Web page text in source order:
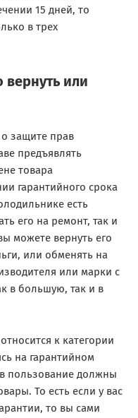
15 дней, то
в трех
или
о защите прав
предъявлять
товара
гарантийного срока
есть
его на ремонт, так и
можете вернуть его
или обменять на
или марки с
в большую, так и в
к категории
на гарантийном
пользование должны
То есть если у вас
то вы сами